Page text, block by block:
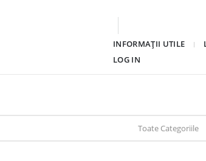
INFORMAȚII UTILE
LOG IN